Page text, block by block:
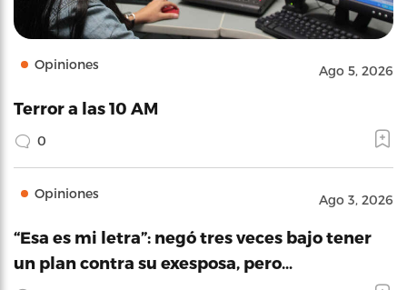
Opiniones Ago 5, 2026
Terror a las 10 AM
0
Opiniones Ago 3, 2026
“Esa es mi letra”: negó tres veces bajo tener
un plan contra su exesposa, pero…